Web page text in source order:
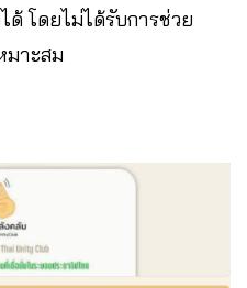
ด้ โดยไม่ได้รับการช่วย
มาะสม